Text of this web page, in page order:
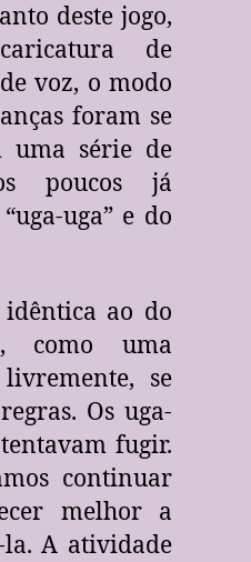
deste jogo,
caricatura de
voz, o modo
foram se
uma série de
poucos já
uga” e do
ao do
como uma
se
Os uga-
fugir.
continuar
melhor a
la. A atividade